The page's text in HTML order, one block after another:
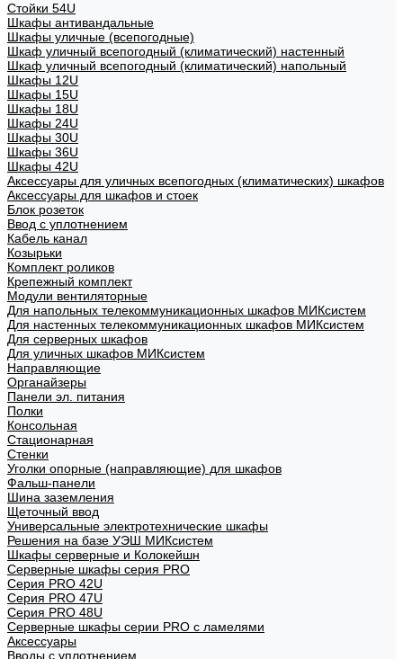
Стойки 54U
Шкафы антивандальные
Шкафы уличные (всепогодные)
Шкаф уличный всепогодный (климатический) настенный
Шкаф уличный всепогодный (климатический) напольный
Шкафы 12U
Шкафы 15U
Шкафы 18U
Шкафы 24U
Шкафы 30U
Шкафы 36U
Шкафы 42U
Аксессуары для уличных всепогодных (климатических) шкафов
Аксессуары для шкафов и стоек
Блок розеток
Ввод с уплотнением
Кабель канал
Козырьки
Комплект роликов
Крепежный комплект
Модули вентиляторные
Для напольных телекоммуникационных шкафов МИКсистем
Для настенных телекоммуникационных шкафов МИКсистем
Для серверных шкафов
Для уличных шкафов МИКсистем
Направляющие
Органайзеры
Панели эл. питания
Полки
Консольная
Стационарная
Стенки
Уголки опорные (направляющие) для шкафов
Фальш-панели
Шина заземления
Щеточный ввод
Универсальные электротехнические шкафы
Решения на базе УЭШ МИКсистем
Шкафы серверные и Колокейшн
Серверные шкафы серия PRO
Серия PRO 42U
Серия PRO 47U
Серия PRO 48U
Серверные шкафы серии PRO с ламелями
Аксессуары
Вводы с уплотнением